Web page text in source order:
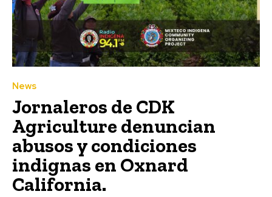
News
Jornaleros de CDK
Agriculture denuncian
abusos y condiciones
indignas en Oxnard
California.